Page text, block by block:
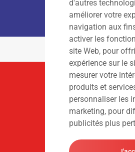
d'autres
améliorer votre
navigation aux
activer les
site Web, pour
expérience sur le
mesurer votre
produits et
personnaliser les
marketing, pour
publicités plus
Sam – Dim
:
Suivez-